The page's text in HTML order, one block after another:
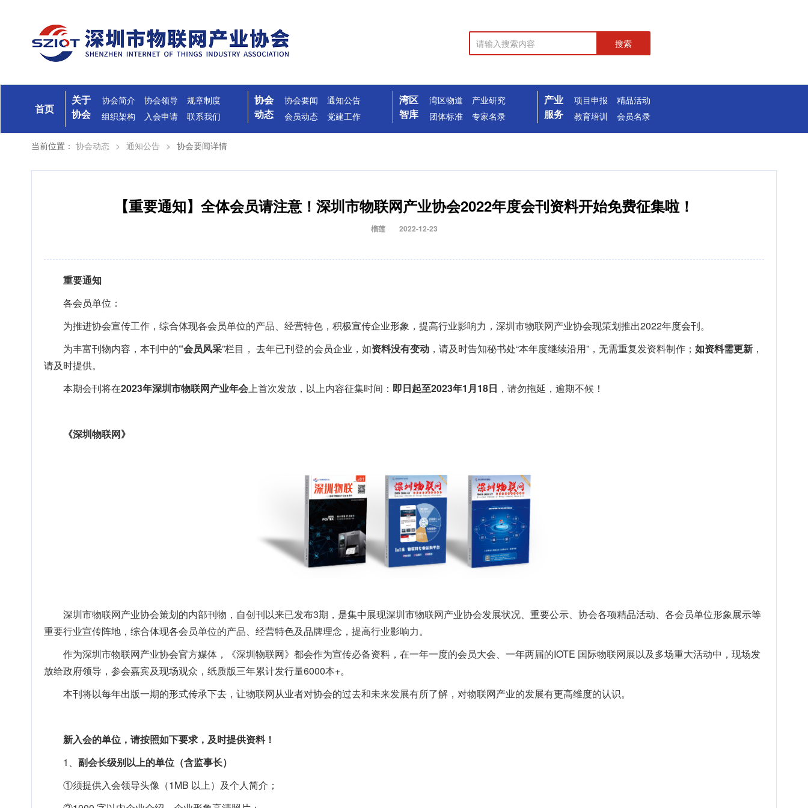
搜索
首页
关于
协会
协会简介 协会领导
规章制度
组织架构
入会申请 联系我们
协会
动态
协会要闻
通知公告
会员动态
党建工作
湾区
智库
湾区物道
产业研究
团体标准
专家名录
产业
服务
项目申报
精品活动
教育培训
会员名录
当前位置： 协会动态 > 通知公告 > 协会要闻详情
【重要通知】全体会员请注意！深圳市物联网产业协会2022年度会刊资料开始免费征集啦！
榴莲 2022-12-23
重要通知
各会员单位：
为推进协会宣传工作，综合体现各会员单位的产品、经营特色，积极宣传企业形象，提高行业影响力，深圳市物联网产业协会现策划推出2022年度会刊。
为丰富刊物内容，本刊中的“会员风采”栏目， 去年已刊登的会员企业，如资料没有变动 ，请及时告知秘书处“本年度继续沿用”，无需重复发资料制作； 如资料需更新 ，
请及时提供。
本期会刊将在2023年深圳市物联网产业年会上首次发放，以上内容征集时间： 即日起至2023年1月18日 ，请勿拖延，逾期不候！
《深圳物联网》
深圳市物联网产业协会策划的内部刊物，自创刊以来已发布3期，是集中展现深圳市物联网产业协会发展状况、重要公示、协会各项精品活动、各会员单位形象展示等
重要行业宣传阵地，综合体现各会员单位的产品、经营特色及品牌理念，提高行业影响力。
作为深圳市物联网产业协会官方媒体，《深圳物联网》都会作为宣传必备资料，在一年一度的会员大会、一年两届的IOTE 国际物联网展以及多场重大活动中，现场发
放给政府领导，参会嘉宾及现场观众，纸质版三年累计发行量6000本+。
本刊将以每年出版一期的形式传承下去，让物联网从业者对协会的过去和未来发展有所了解，对物联网产业的发展有更高维度的认识。
新入会的单位，请按照如下要求， 及时提供资料！
1、 副会长级别以上的单位（含监事长）
①须提供入会领导头像（1MB 以上）及个人简介；